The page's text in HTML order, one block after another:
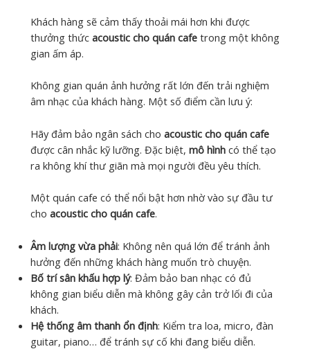
Khách hàng sẽ cảm thấy thoải mái hơn khi được
thưởng thức acoustic cho quán cafe trong một không
gian ấm áp.
Không gian quán ảnh hưởng rất lớn đến trải nghiệm
âm nhạc của khách hàng. Một số điểm cần lưu ý:
Hãy đảm bảo ngân sách cho acoustic cho quán cafe
được cân nhắc kỹ lưỡng. Đặc biệt, mô hình có thể tạo
ra không khí thư giãn mà mọi người đều yêu thích.
Một quán cafe có thể nổi bật hơn nhờ vào sự đầu tư
cho acoustic cho quán cafe.
Âm lượng vừa phải: Không nên quá lớn để tránh ảnh
hưởng đến những khách hàng muốn trò chuyện.
Bố trí sân khấu hợp lý: Đảm bảo ban nhạc có đủ
không gian biểu diễn mà không gây cản trở lối đi của
khách.
Hệ thống âm thanh ổn định: Kiểm tra loa, micro, đàn
guitar, piano… để tránh sự cố khi đang biểu diễn.